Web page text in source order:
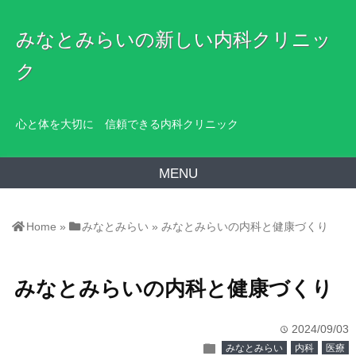
みなとみらいの新しい内科クリニッ
ク
心と体を大切に 信頼できる内科クリニック
MENU
Home » みなとみらい »みなとみらいの内科と健康づくり
みなとみらいの内科と健康づくり
time 2024/09/03
folder みなとみらい 内科 医療